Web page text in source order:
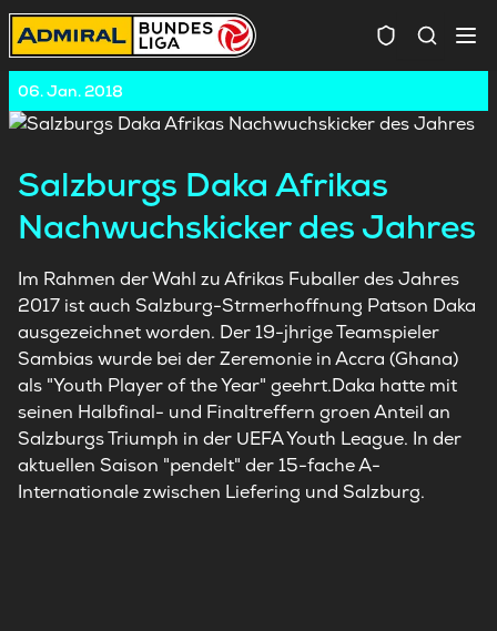
06. Jan. 2018
Salzburgs Daka Afrikas
Nachwuchskicker des Jahres
Im Rahmen der Wahl zu Afrikas Fuballer des Jahres
2017 ist auch Salzburg-Strmerhoffnung Patson Daka
ausgezeichnet worden. Der 19-jhrige Teamspieler
Sambias wurde bei der Zeremonie in Accra (Ghana)
als "Youth Player of the Year" geehrt.Daka hatte mit
seinen Halbfinal- und Finaltreffern groen Anteil an
Salzburgs Triumph in der UEFA Youth League. In der
aktuellen Saison "pendelt" der 15-fache A-
Internationale zwischen Liefering und Salzburg.